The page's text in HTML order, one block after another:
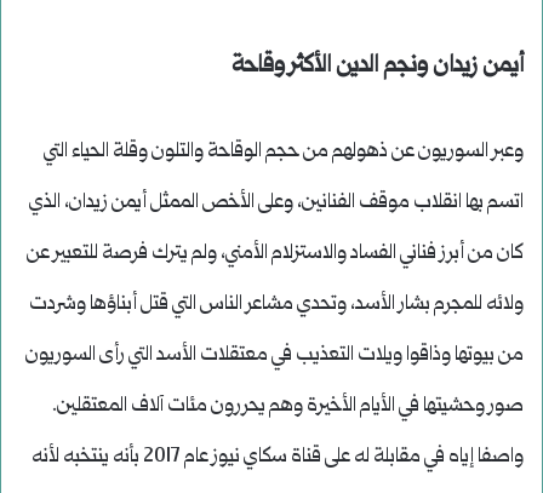
أيمن زيدان ونجم الدين الأكثر وقاحة
وعبر السوريون عن ذهولهم من حجم الوقاحة والتلون وقلة الحياء التي
اتسم بها انقلاب موقف الفنانين، وعلى الأخص الممثل أيمن زيدان، الذي
كان من أبرز فناني الفساد والاستزلام الأمني، ولم يترك فرصة للتعبير عن
ولائه للمجرم بشار الأسد، وتحدي مشاعر الناس التي قتل أبناؤها وشردت
من بيوتها وذاقوا ويلات التعذيب في معتقلات الأسد التي رأى السوريون
صور وحشيتها في الأيام الأخيرة وهم يحررون مئات آلاف المعتقلين.
واصفا إياه في مقابلة له على قناة سكاي نيوز عام 2017 بأنه ينتخبه لأنه